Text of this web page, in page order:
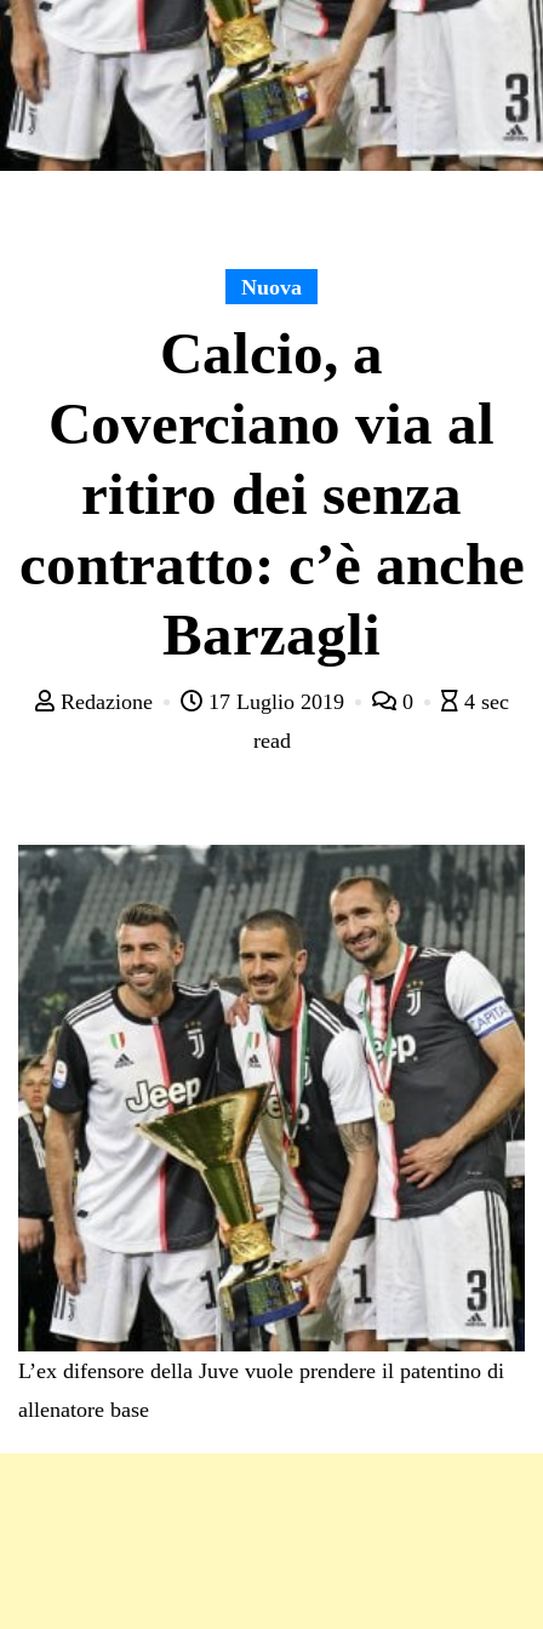
Nuova
Calcio, a
Coverciano via al
ritiro dei senza
contratto: c’è anche
Barzagli
Redazione 17 Luglio 2019 0
4 sec
read
L’ex difensore della Juve vuole prendere il patentino di
allenatore base